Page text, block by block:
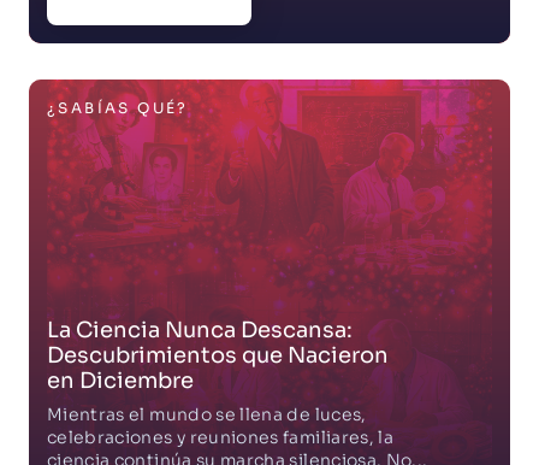
¿SABÍAS QUÉ?
La Ciencia Nunca Descansa:
Descubrimientos que Nacieron
en Diciembre
Mientras el mundo se llena de luces,
celebraciones y reuniones familiares, la
ciencia continúa su marcha silenciosa. No...